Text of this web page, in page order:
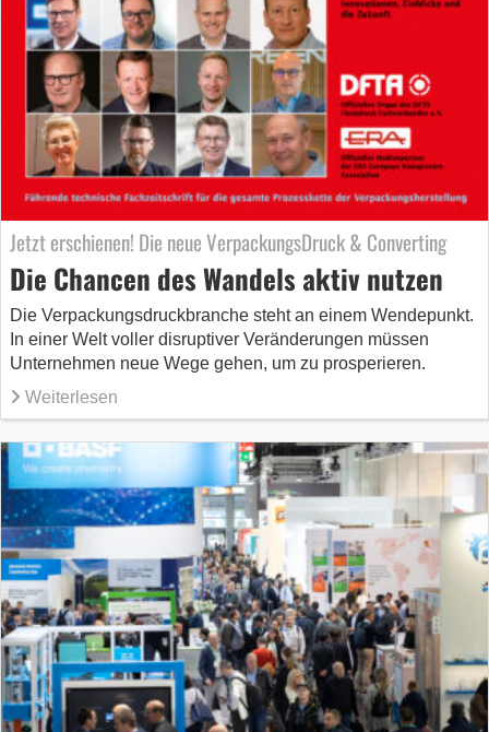
Jetzt erschienen! Die neue VerpackungsDruck & Converting
Die Chancen des Wandels aktiv nutzen
Die Verpackungsdruckbranche steht an einem Wendepunkt.
In einer Welt voller disruptiver Veränderungen müssen
Unternehmen neue Wege gehen, um zu prosperieren.
Weiterlesen